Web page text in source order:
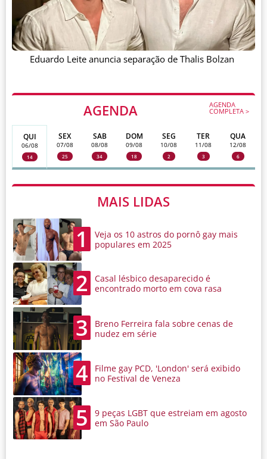
AGENDA AGENDA
COMPLETA >
QUI
06/08
14
SEX
07/08
25
SAB
08/08
34
DOM
09/08
18
SEG
10/08
2
TER
11/08
3
QUA
12/08
6
MAIS LIDAS
1
Veja os 10 astros do pornô gay mais
populares em 2025
2
Casal lésbico desaparecido é
encontrado morto em cova rasa
3
Breno Ferreira fala sobre cenas de
nudez em série
4
Filme gay PCD, 'London' será exibido
no Festival de Veneza
5
9 peças LGBT que estreiam em agosto
em São Paulo
Eduardo Leite anuncia separação de Thalis Bolzan